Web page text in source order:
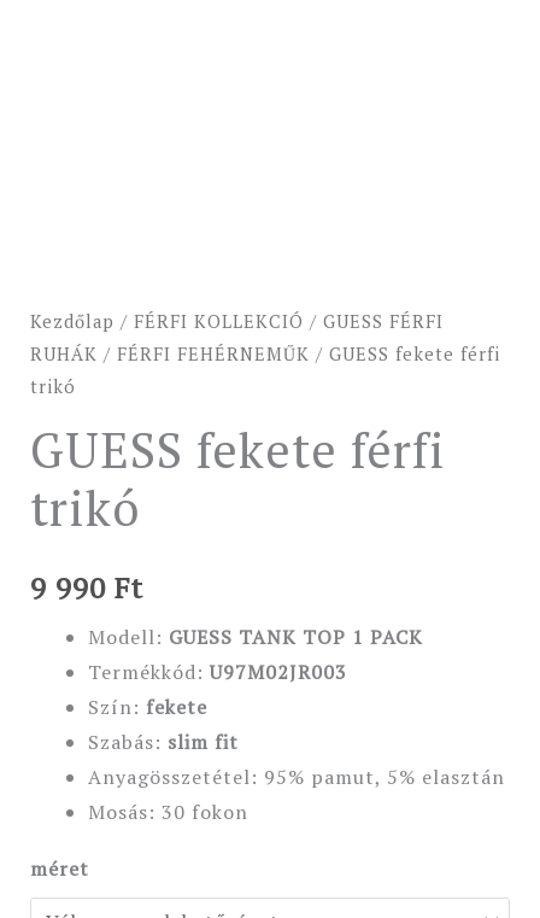
Kezdőlap / FÉRFI KOLLEKCIÓ / GUESS FÉRFI
RUHÁK / FÉRFI FEHÉRNEMŰK / GUESS fekete férfi
trikó
GUESS fekete férfi
trikó
9 990 Ft
Modell: GUESS TANK TOP 1 PACK
Termékkód: U97M02JR003
Szín: fekete
Szabás: slim fit
Anyagösszetétel: 95% pamut, 5% elasztán
Mosás: 30 fokon
méret